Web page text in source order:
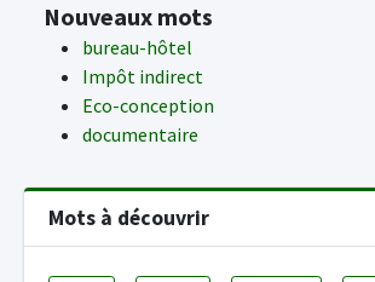
Nouveaux mots
bureau-hôtel
Impôt indirect
Eco-conception
documentaire
Mots à découvrir